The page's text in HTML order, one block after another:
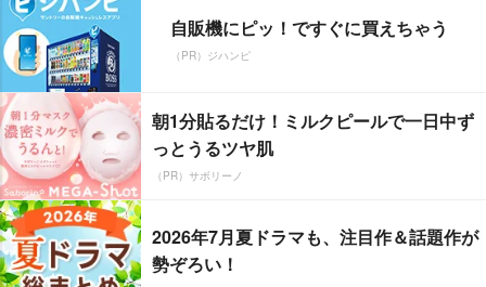
自販機にピッ！ですぐに買えちゃう
（PR）ジハンピ
朝1分貼るだけ！ミルクピールで一日中ず
っとうるツヤ肌
（PR）サボリーノ
2026年7月夏ドラマも、注目作＆話題作が
勢ぞろい！